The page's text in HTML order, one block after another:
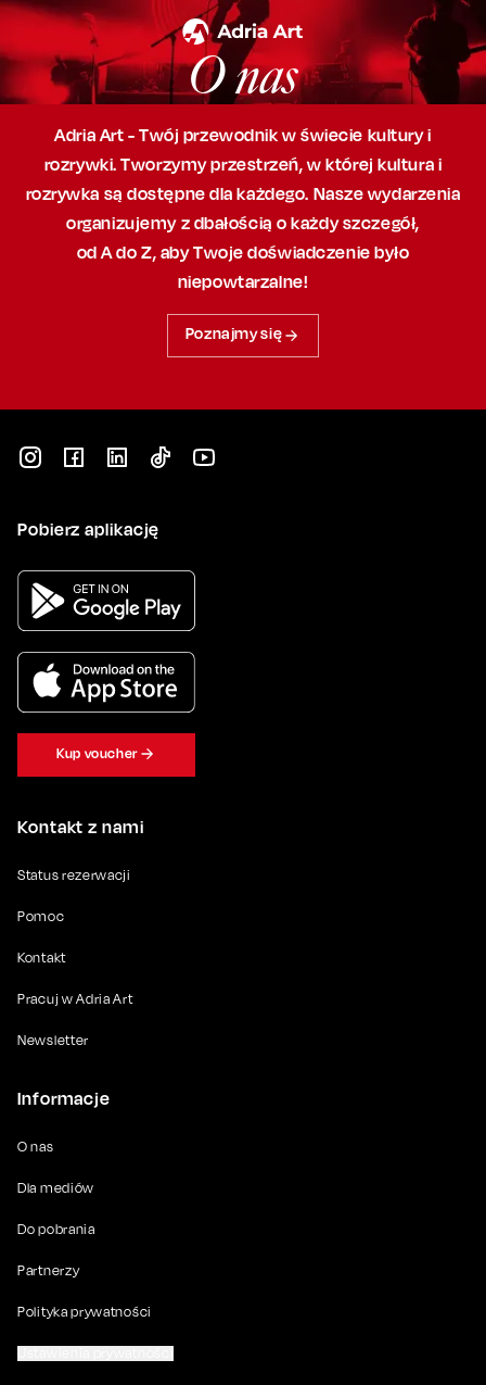
O nas
Adria Art - Twój przewodnik w świecie kultury i
rozrywki. Tworzymy przestrzeń,w której kultura i
rozrywka są dostępne dla każdego. Nasze wydarzenia
organizujemy z dbałością o każdy szczegół,
od A do Z, abyTwoje doświadczenie było
niepowtarzalne!
Poznajmy się
Kontakt z nami
Status rezerwacji
Pomoc
Kontakt
Pracuj w Adria Art
Newsletter
Informacje
O nas
Dla mediów
Do pobrania
Partnerzy
Polityka prywatności
Pobierz aplikację
Kup voucher